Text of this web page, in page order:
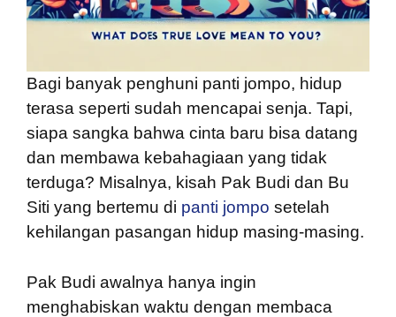
Bagi banyak penghuni panti jompo, hidup
terasa seperti sudah mencapai senja. Tapi,
siapa sangka bahwa cinta baru bisa datang
dan membawa kebahagiaan yang tidak
terduga? Misalnya, kisah Pak Budi dan Bu
Siti yang bertemu di panti jompo setelah
kehilangan pasangan hidup masing-masing.
Pak Budi awalnya hanya ingin
menghabiskan waktu dengan membaca